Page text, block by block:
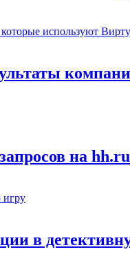
на hh.ru
в